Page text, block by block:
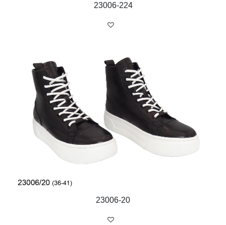
23006-224
23006-20